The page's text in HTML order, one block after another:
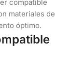
compatible
materiales de
óptimo.